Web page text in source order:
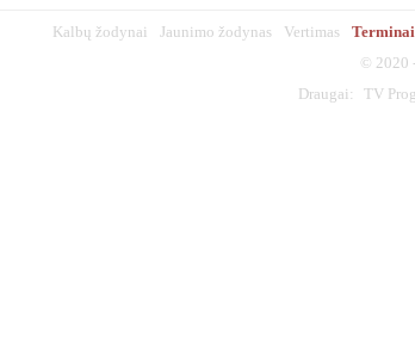
Kalbų žodynai Jaunimo žodynas Vertimas Terminai
© 2020
Draugai:
TV